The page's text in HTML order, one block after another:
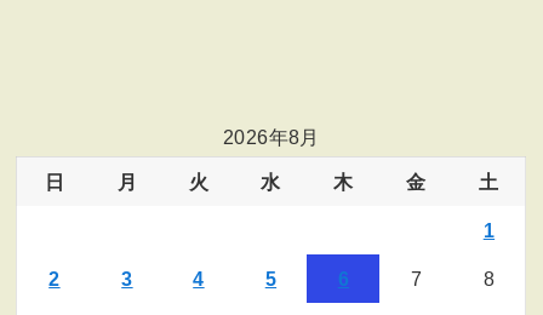
2026年8月
日 月 火 水 木 金 土
1
2 3 4 5 6 7 8